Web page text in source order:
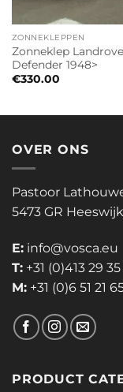
ZONNEKLEPPEN
Zonneklep
Defender 1948>
€330.00
OVER ONS
Pastoor
5473 GR
E: info@vosca.eu
T: +31 (0)413 29
M: +31 (0)6 51 21
PRODUCT